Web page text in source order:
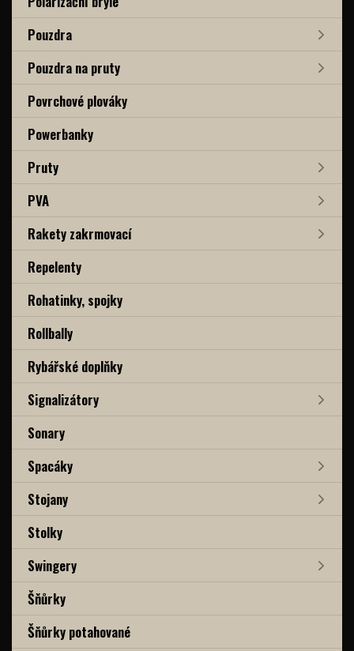
Pouzdra
Pouzdra na pruty
Povrchové plováky
Powerbanky
Pruty
PVA
Rakety zakrmovací
Repelenty
Rohatinky, spojky
Rollbally
Rybářské doplňky
Signalizátory
Sonary
Spacáky
Stojany
Stolky
Swingery
Šňůrky
Šňůrky potahované